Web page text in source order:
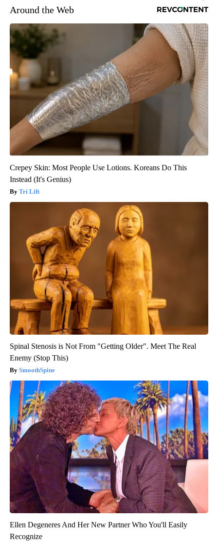
Around the Web
Crepey Skin: Most People Use Lotions. Koreans Do This
Instead (It's Genius)
Tri Lift
Spinal Stenosis is Not From "Getting Older". Meet The Real
Enemy (Stop This)
SmoothSpine
Ellen Degeneres And Her New Partner Who You'll Easily
Recognize